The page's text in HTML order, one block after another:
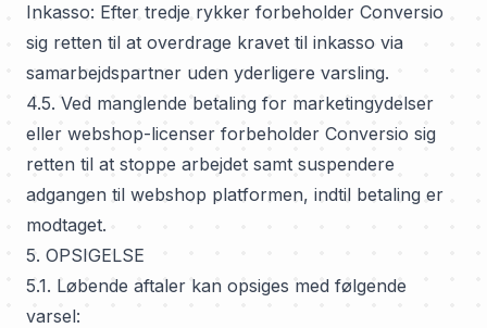
Inkasso: Efter tredje rykker forbeholder Conversio
sig retten til at overdrage kravet til inkasso via
samarbejdspartner uden yderligere varsling.
4.5. Ved manglende betaling for marketingydelser
eller webshop-licenser forbeholder Conversio sig
retten til at stoppe arbejdet samt suspendere
adgangen til webshop platformen, indtil betaling er
modtaget.
5. OPSIGELSE
5.1. Løbende aftaler kan opsiges med følgende
varsel: